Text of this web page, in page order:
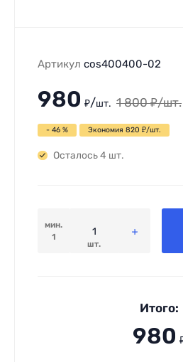
Артикул cos400400-02
980 ₽/шт. 1 800 ₽/шт.
- 46 % Экономия 820 ₽/шт.
Осталось 4 шт.
мин.
1
шт.
Итого:
980